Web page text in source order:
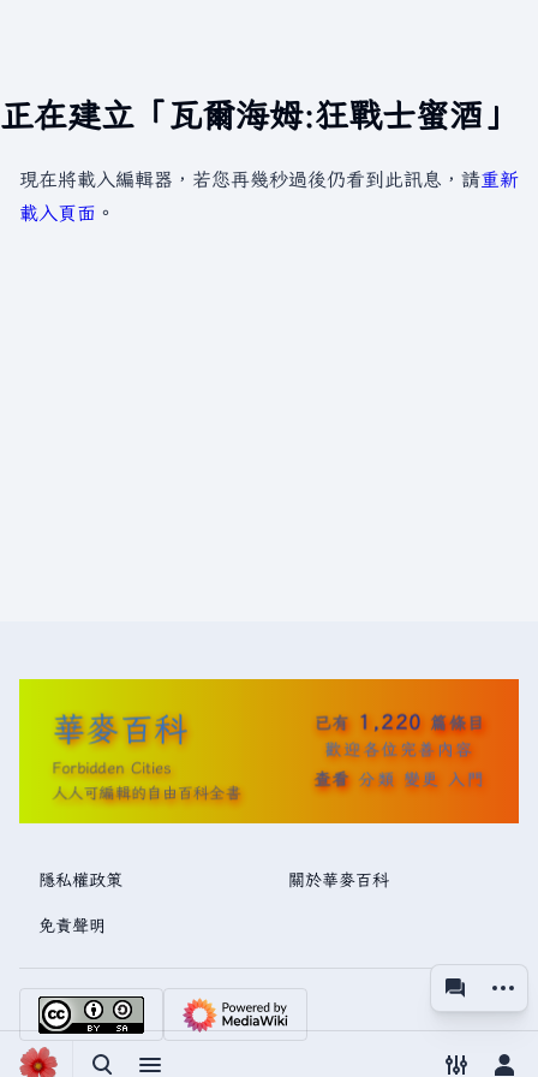
正在建立「瓦爾海姆:狂戰士蜜酒」
視圖
更多
現在將載入編輯器，若您再幾秒過後仍看到此訊息，請重新
載入頁面 。
華麥百科
Forbidden Cities
人人可編輯的自由百科全書
已有 1,220 篇條目
歡迎各位完善內容
查看 分類 變更 入門
隱私權政策 關於華麥百科
免責聲明